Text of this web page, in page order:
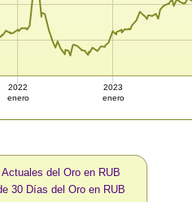
2022
enero
2023
enero
Actuales del Oro en RUB
30 Días del Oro en RUB